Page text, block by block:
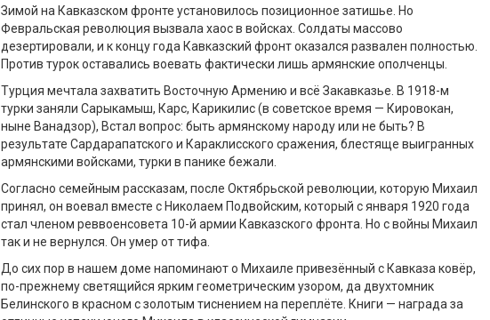
Зимой на Кавказском фронте установилось позиционное затишье. Но
Февральская революция вызвала хаос в войсках. Солдаты массово
дезертировали, и к концу года Кавказский фронт оказался развален полностью.
Против турок оставались воевать фактически лишь армянские ополченцы.
Турция мечтала захватить Восточную Армению и всё Закавказье. В 1918-м
турки заняли Сарыкамыш, Карс, Карикилис (в советское время — Кировокан,
ныне Ванадзор), Встал вопрос: быть армянскому народу или не быть? В
результате Сардарапатского и Караклисского сражения, блестяще выигранных
армянскими войсками, турки в панике бежали.
Согласно семейным рассказам, после Октябрьской революции, которую Михаил
принял, он воевал вместе с Николаем Подвойским, который с января 1920 года
стал членом реввоенсовета 10-й армии Кавказского фронта. Но с войны Михаил
так и не вернулся. Он умер от тифа.
До сих пор в нашем доме напоминают о Михаиле привезённый с Кавказа ковёр,
по-прежнему светящийся ярким геометрическим узором, да двухтомник
Белинского в красном с золотым тиснением на переплёте. Книги — награда за